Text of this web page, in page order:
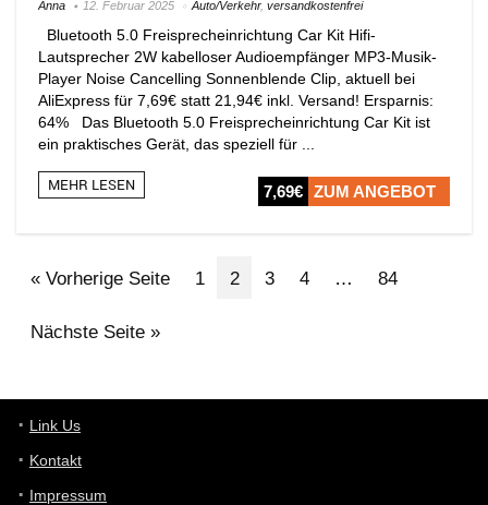
Anna 12. Februar 2025 Auto/Verkehr, versandkostenfrei
Bluetooth 5.0 Freisprecheinrichtung Car Kit Hifi-
Lautsprecher 2W kabelloser Audioempfänger MP3-Musik-
Player Noise Cancelling Sonnenblende Clip, aktuell bei
AliExpress für 7,69€ statt 21,94€ inkl. Versand! Ersparnis:
64% Das Bluetooth 5.0 Freisprecheinrichtung Car Kit ist
ein praktisches Gerät, das speziell für ...
MEHR LESEN 7,69€ ZUM ANGEBOT
« Vorherige Seite 1 2 3 4 84
Nächste Seite »
Link Us
Kontakt
Impressum